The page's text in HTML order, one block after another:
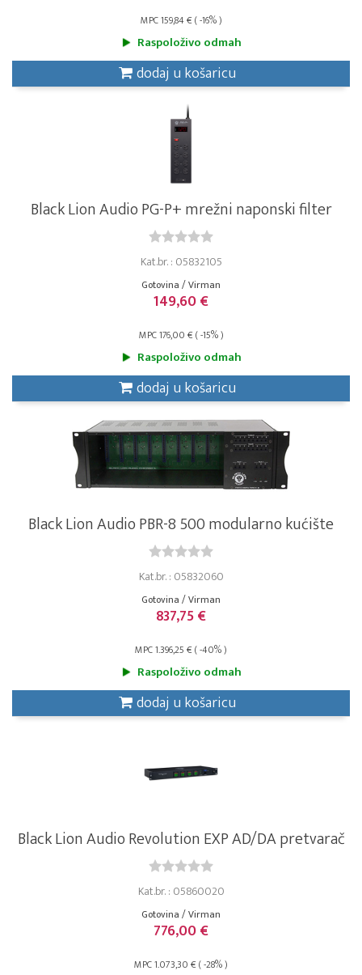
MPC 159,84 € ( -16% )
Raspoloživo odmah
dodaj u košaricu
Black Lion Audio PG-P+ mrežni naponski filter
Kat.br. : 05832105
Gotovina / Virman
149,60 €
MPC 176,00 € ( -15% )
Raspoloživo odmah
dodaj u košaricu
Black Lion Audio PBR-8 500 modularno kućište
Kat.br. : 05832060
Gotovina / Virman
837,75 €
MPC 1.396,25 € ( -40% )
Raspoloživo odmah
dodaj u košaricu
Black Lion Audio Revolution EXP AD/DA pretvarač
Kat.br. : 05860020
Gotovina / Virman
776,00 €
MPC 1.073,30 € ( -28% )